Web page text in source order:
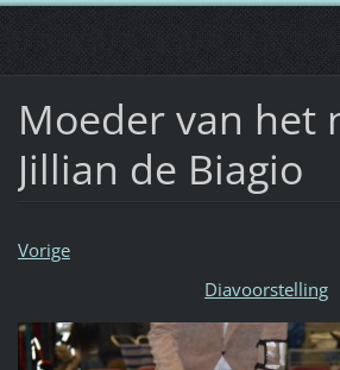
Moeder van het
Jillian de Biagio
Vorige
Diavoorstelling